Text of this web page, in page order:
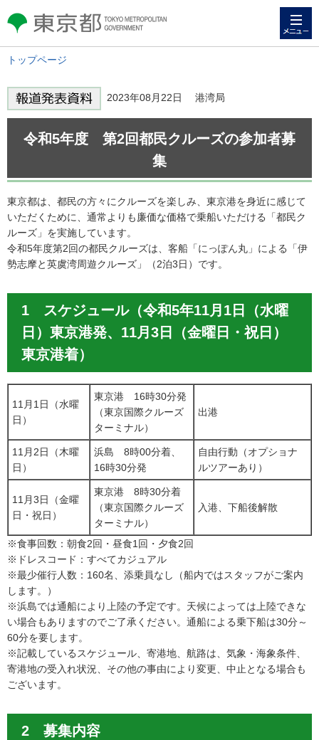
東京都 TOKYO METROPOLITAN
GOVERNMENT
トップページ
2023年08月22日 港湾局
令和5年度 第2回都民クルーズの参加者募
集
東京都は、都民の方々にクルーズを楽しみ、東京港を身近に感じて
いただくために、通常よりも廉価な価格で乗船いただける「都民ク
ルーズ」を実施しています。
令和5年度第2回の都民クルーズは、客船「にっぽん丸」による「伊
勢志摩と英虞湾周遊クルーズ」（2泊3日）です。
1 スケジュール（令和5年11月1日（水曜
日）東京港発、11月3日（金曜日・祝日）
東京港着）
11月1日（水曜
日）
東京港 16時30分発
（東京国際クルーズ
ターミナル）
出港
11月2日（木曜
日）
浜島 8時00分着、
16時30分発
自由行動（オプショナ
ルツアーあり）
11月3日（金曜
日・祝日）
東京港 8時30分着
（東京国際クルーズ
ターミナル）
入港、下船後解散
※食事回数：朝食2回・昼食1回・夕食2回
※ドレスコード：すべてカジュアル
※最少催行人数：160名、添乗員なし（船内ではスタッフがご案内
します。）
※浜島では通船により上陸の予定です。天候によっては上陸できな
い場合もありますのでご了承ください。通船による乗下船は30分～
60分を要します。
※記載しているスケジュール、寄港地、航路は、気象・海象条件、
寄港地の受入れ状況、その他の事由により変更、中止となる場合も
ございます。
2 募集内容